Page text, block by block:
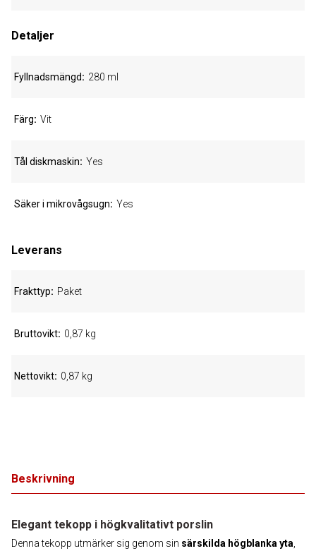
Beskrivning
Elegant tekopp i högkvalitativt porslin
Denna tekopp utmärker sig genom sin särskilda högblanka yta
Detaljer
Fyllnadsmängd 280 ml
Färg Vit
Tål diskmaskin Yes
Säker i mikrovågsugn Yes
Leverans
Frakttyp Paket
Bruttovikt 0,87 kg
Nettovikt 0,87 kg